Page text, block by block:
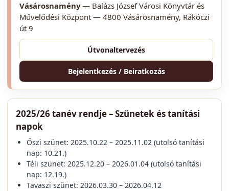
Vásárosnamény— Balázs József Városi Könyvtár és
Művelődési Központ — 4800 Vásárosnamény, Rákóczi
út 9
Útvonaltervezés
Bejelentkezés / Beiratkozás
2025/26 tanév rendje – Szünetek és tanítási
napok
Őszi szünet: 2025.10.22 – 2025.11.02 (utolsó tanítási
nap: 10.21.)
Téli szünet: 2025.12.20 – 2026.01.04 (utolsó tanítási
nap: 12.19.)
Tavaszi szünet: 2026.03.30 – 2026.04.12